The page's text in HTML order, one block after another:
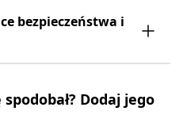
bezpieczeństwa i
Dodaj jego